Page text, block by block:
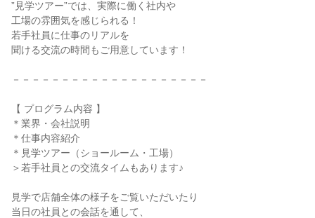
”見学ツアー”では、実際に働く社内や
工場の雰囲気を感じられる！
若手社員に仕事のリアルを
聞ける交流の時間もご用意しています！
－－－－－－－－－－－－－－－－－－－－
【 プログラム内容 】
＊業界・会社説明
＊仕事内容紹介
＊見学ツアー（ショールーム・工場）
＞若手社員との交流タイムもあります♪
見学で店舗全体の様子をご覧いただいたり
当日の社員との会話を通して、